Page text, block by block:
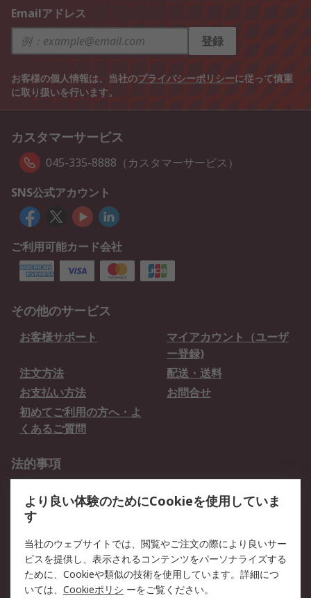
Emailアドレス
登録
お客様の個人情報は、当社のプライバシーポリシーに従って慎重
に取り扱いを行います。
カスタマーサービス
045-335-8888（カスタマーサービス）
SNS公式アカウント
ご利用可能カード会社
その他のサービス
お客様サポート
マイアカウント（ユーザ
ー登録)
注文方法
配送・送料
お支払い方法
お問合せ
初めてご利用の方へ・よ
くあるご質問
法的事項
クッキーポリシー
RSについて
会社概要
採用情報
プレスリリース＆お知ら
コーポレートサイト
より良い体験のためにCookieを使用していま
す
当社のウェブサイトでは、閲覧やご注文の際により良いサー
ビスを提供し、表示されるコンテンツをパーソナライズする
ために、Cookieや類似の技術を使用しています。詳細につ
いては、 Cookieポリシ ーをご覧ください。